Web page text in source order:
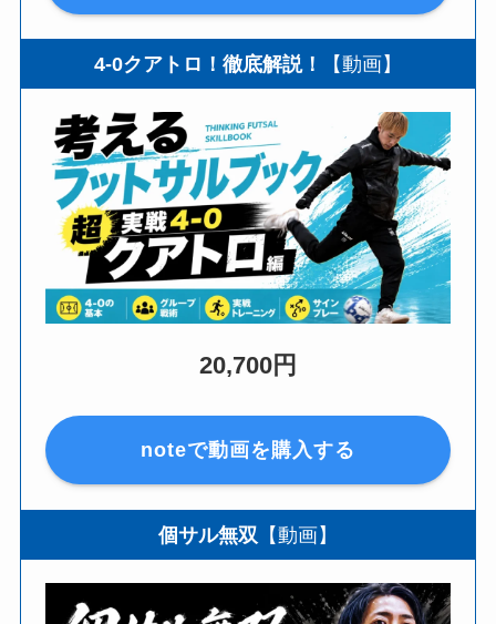
4-0クアトロ！徹底解説！ 【動画】
20,700円
noteで動画を購入する
個サル無双 【動画】